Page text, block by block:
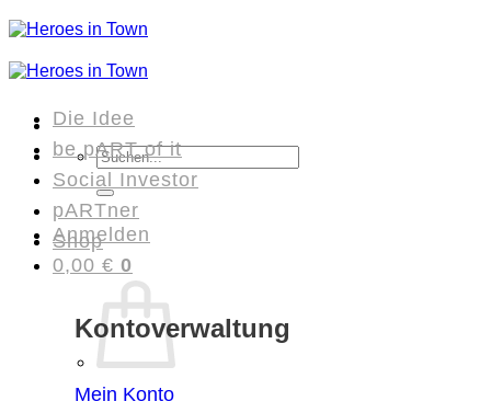
Zum
Inhalt
Suchen
nach:
Anmelden
0,00 € 0
Die Idee
be pART of it
Social Investor
pARTner
Shop
Kontoverwaltung
Mein Konto